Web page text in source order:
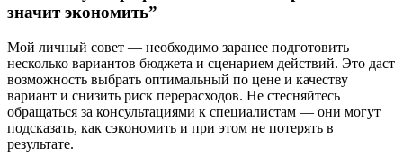
значит экономить”
Мой личный совет — необходимо заранее подготовить
несколько вариантов бюджета и сценарием действий. Это даст
возможность выбрать оптимальный по цене и качеству
вариант и снизить риск перерасходов. Не стесняйтесь
обращаться за консультациями к специалистам — они могут
подсказать, как сэкономить и при этом не потерять в
результате.